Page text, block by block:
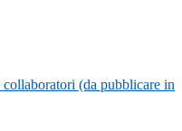
(da pubblicare in